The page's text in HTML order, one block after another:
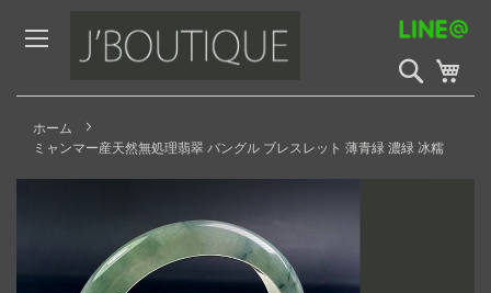
to
Content
検
索
開
ホーム
ミャンマー産天然無処理翡翠 バングル ブレスレット 薄青緑 濃緑 冰糯
Skip